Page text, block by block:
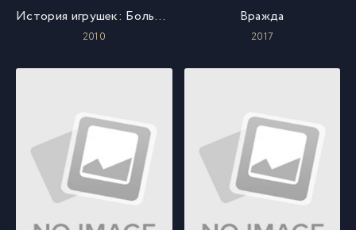
История игрушек: Большой побег
2010
Вражда
2017